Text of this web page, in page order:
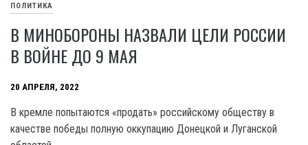
ПОЛИТИКА
В МИНОБОРОНЫ НАЗВАЛИ ЦЕЛИ РОССИИ
В ВОЙНЕ ДО 9 МАЯ
20 АПРЕЛЯ, 2022
В кремле попытаются «продать» российскому обществу в
качестве победы полную оккупацию Донецкой и Луганской